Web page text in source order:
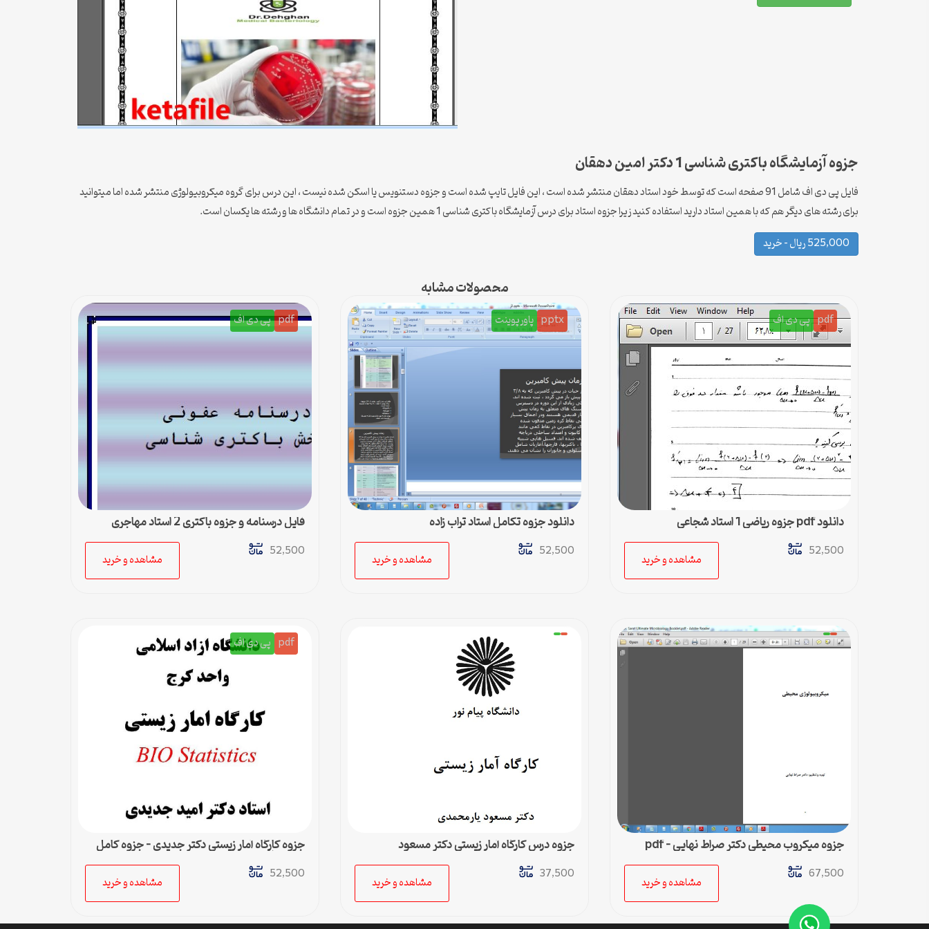
جزوه آزمایشگاه باکتری شناسی 1 دکتر امین دهقان
فایل پی دی اف شامل 91 صفحه است که توسط خود استاد دهقان منتشر شده است ، این فایل تایپ شده است و جزوه دستنویس یا اسکن شده نیست ، این درس برای گروه میکروبیولوژی منتشر شده اما میتوانید
برای رشته های دیگر هم که با همین استاد دارید استفاده کنید زیرا جزوه استاد برای درس آزمایشگاه باکتری شناسی 1 همین جزوه است و در تمام دانشگاه ها و رشته ها یکسان است.
525,000 ریال – خرید
محصولات مشابه
pdf پی دی اف
دانلود pdf جزوه ریاضی 1 استاد شجاعی
52,500
مشاهده و خرید
pptx پاورپوینت
دانلود جزوه تکامل استاد تراب زاده
52,500
مشاهده و خرید
pdf پی دی اف
فایل درسنامه و جزوه باکتری 2 استاد مهاجری
52,500
مشاهده و خرید
جزوه میکروب محیطی دکتر صراط نهایی – pdf
تایپی
67,500
مشاهده و خرید
جزوه درس کارگاه آمار زیستی دکتر مسعود
یارمحمدی
37,500
مشاهده و خرید
pdf پی دی اف
جزوه کارگاه آمار زیستی دکتر جدیدی – جزوه کامل
پی دی اف
52,500
مشاهده و خرید